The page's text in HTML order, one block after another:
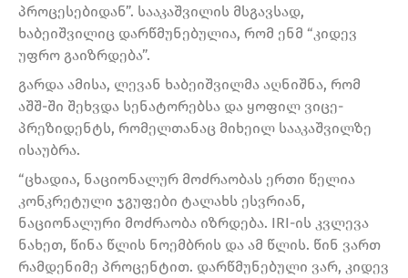
პროცესებიდან”. სააკაშვილის მსგავსად,
ხაბეიშვილიც დარწმუნებულია, რომ ენმ “კიდევ
უფრო გაიზრდება”.
გარდა ამისა, ლევან ხაბეიშვილმა აღნიშნა, რომ
აშშ-ში შეხვდა სენატორებსა და ყოფილ ვიცე-
პრეზიდენტს, რომელთანაც მიხეილ სააკაშვილზე
ისაუბრა.
“ცხადია, ნაციონალურ მოძრაობას ერთი წელია
კონკრეტული ჯგუფები ტალახს ესვრიან,
ნაციონალური მოძრაობა იზრდება. IRI-ის კვლევა
ნახეთ, წინა წლის ნოემბრის და ამ წლის. წინ ვართ
რამდენიმე პროცენტით. დარწმუნებული ვარ, კიდევ